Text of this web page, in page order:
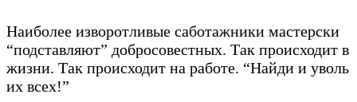
Наиболее изворотливые саботажники мастерски
“подставляют” добросовестных. Так происходит в
жизни. Так происходит на работе. “Найди и уволь
их всех!”